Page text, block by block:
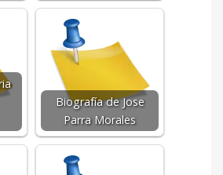
Biografía de Jose
Parra Morales